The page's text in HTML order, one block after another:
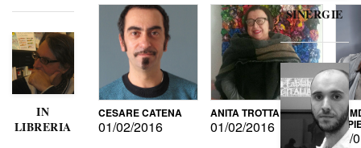
IN
LIBRERIA
CESARE CATENA
01/02/2016
ANITA TROTTA
01/02/2016 DI
15/
SINERGIE